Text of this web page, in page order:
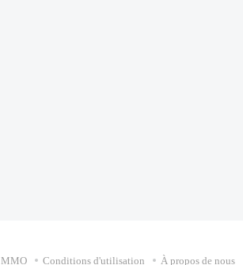
MMO Conditions d'utilisation À propos de nous